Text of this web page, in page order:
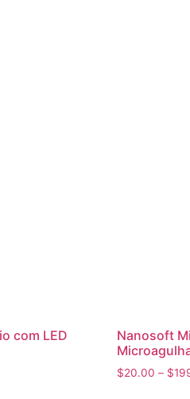
com LED
Nanosoft
$20.00 – $